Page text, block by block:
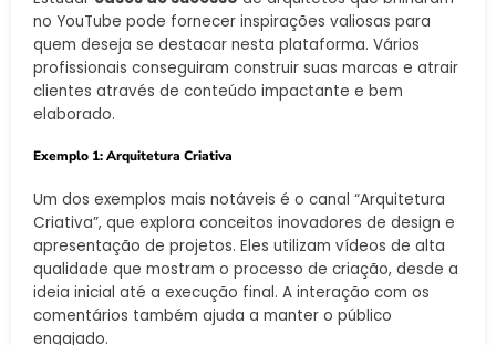
no YouTube pode fornecer inspirações valiosas para
quem deseja se destacar nesta plataforma. Vários
profissionais conseguiram construir suas marcas e atrair
clientes através de conteúdo impactante e bem
elaborado.
Exemplo 1: Arquitetura Criativa
Um dos exemplos mais notáveis é o canal “Arquitetura
Criativa”, que explora conceitos inovadores de design e
apresentação de projetos. Eles utilizam vídeos de alta
qualidade que mostram o processo de criação, desde a
ideia inicial até a execução final. A interação com os
comentários também ajuda a manter o público
engajado.